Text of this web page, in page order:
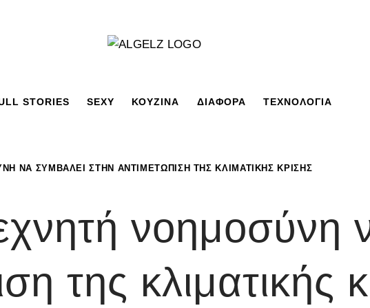
STORIES SEXY ΚΟΥΖΙΝΑ ΔΙΑΦΟΡΑ ΤΕΧΝΟΛΟΓΙΑ
ΝΑ ΣΥΜΒΆΛΕΙ ΣΤΗΝ ΑΝΤΙΜΕΤΏΠΙΣΗ ΤΗΣ ΚΛΙΜΑΤΙΚΉΣ ΚΡΊΣΗΣ
νοημοσύνη
της κλιματικής